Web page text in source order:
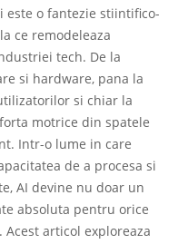
este o fantezie stiintifico-
ce remodeleaza
tech. De la
si hardware, pana la
si chiar la
motrice din spatele
Intr-o lume in care
de a procesa si
AI devine nu doar un
absoluta pentru orice
articol exploreaza